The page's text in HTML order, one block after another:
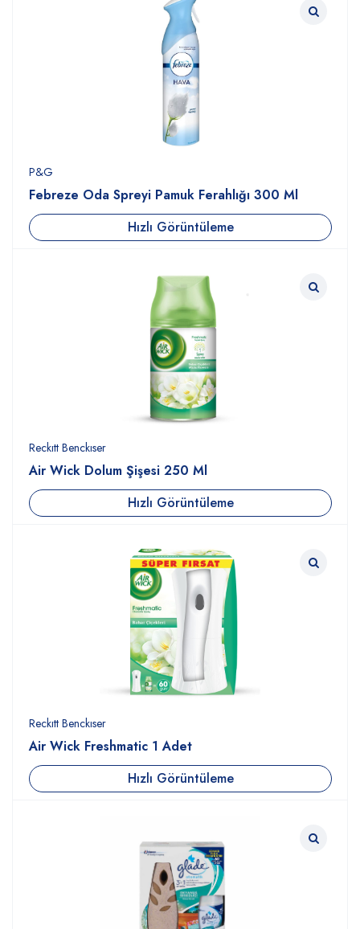
P&G
Febreze Oda Spreyi Pamuk Ferahlığı 300 Ml
Hızlı Görüntüleme
Reckıtt Benckıser
Air Wick Dolum Şişesi 250 Ml
Hızlı Görüntüleme
Reckıtt Benckıser
Air Wick Freshmatic 1 Adet
Hızlı Görüntüleme